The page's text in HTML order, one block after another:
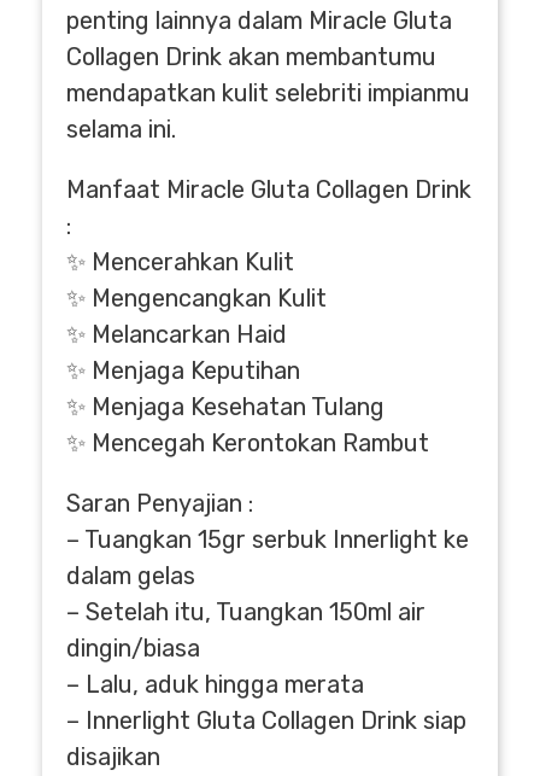
penting lainnya dalam Miracle Gluta
Collagen Drink akan membantumu
mendapatkan kulit selebriti impianmu
selama ini.
Manfaat Miracle Gluta Collagen Drink
:
✨ Mencerahkan Kulit
✨ Mengencangkan Kulit
✨ Melancarkan Haid
✨ Menjaga Keputihan
✨ Menjaga Kesehatan Tulang
✨ Mencegah Kerontokan Rambut
Saran Penyajian :
– Tuangkan 15gr serbuk Innerlight ke
dalam gelas
– Setelah itu, Tuangkan 150ml air
dingin/biasa
– Lalu, aduk hingga merata
– Innerlight Gluta Collagen Drink siap
disajikan